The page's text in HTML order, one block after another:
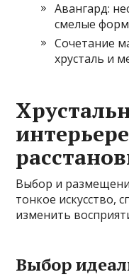
Авангард:
смелые
Сочетание
хрусталь и
Выбор и
тонкое искусство,
изменить
Выбор